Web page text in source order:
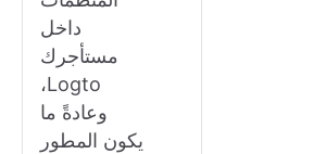
داخل
مستأجرك
Logto،
وعادةً ما
يكون المطور